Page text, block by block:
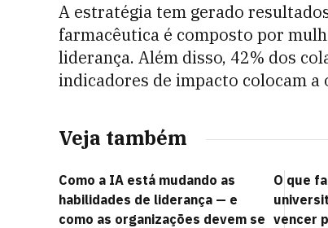
A estratégia tem gerado
farmacêutica é composto por
liderança. Além disso, 42% dos
indicadores de impacto colocam a
Veja também
Como a IA está mudando as
habilidades de liderança — e
como as organizações devem se
O que
vencer